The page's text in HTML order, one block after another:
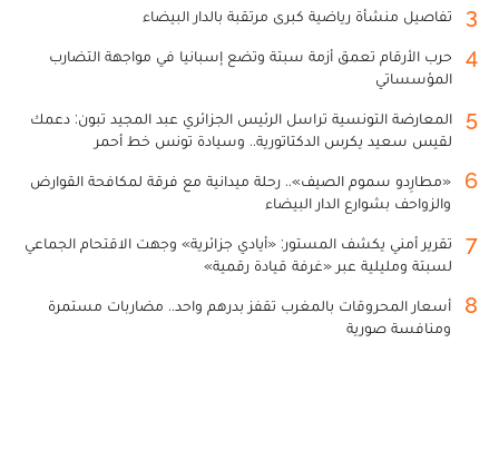
3 تفاصيل منشأة رياضية كبرى مرتقبة بالدار البيضاء
4
حرب الأرقام تعمق أزمة سبتة وتضع إسبانيا في مواجهة التضارب
المؤسساتي
5
المعارضة التونسية تراسل الرئيس الجزائري عبد المجيد تبون: دعمك
لقيس سعيد يكرس الدكتاتورية.. وسيادة تونس خط أحمر
6
«مطارِدو سموم الصيف».. رحلة ميدانية مع فرقة لمكافحة القوارض
والزواحف بشوارع الدار البيضاء
7
تقرير أمني يكشف المستور: «أيادي جزائرية» وجهت الاقتحام الجماعي
لسبتة ومليلية عبر «غرفة قيادة رقمية»
8
أسعار المحروقات بالمغرب تقفز بدرهم واحد.. مضاربات مستمرة
ومنافسة صورية